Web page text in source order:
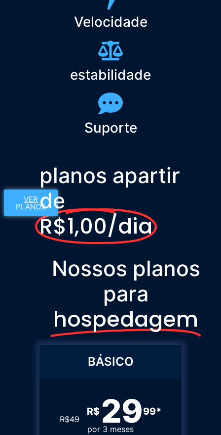
Velocidade
estabilidade
Suporte
planos apartir
de
R$1,00/dia
VER
PLANOS
Nossos planos
para
hospedagem
BÁSICO
R$49
R$ 2999*
por 3 meses